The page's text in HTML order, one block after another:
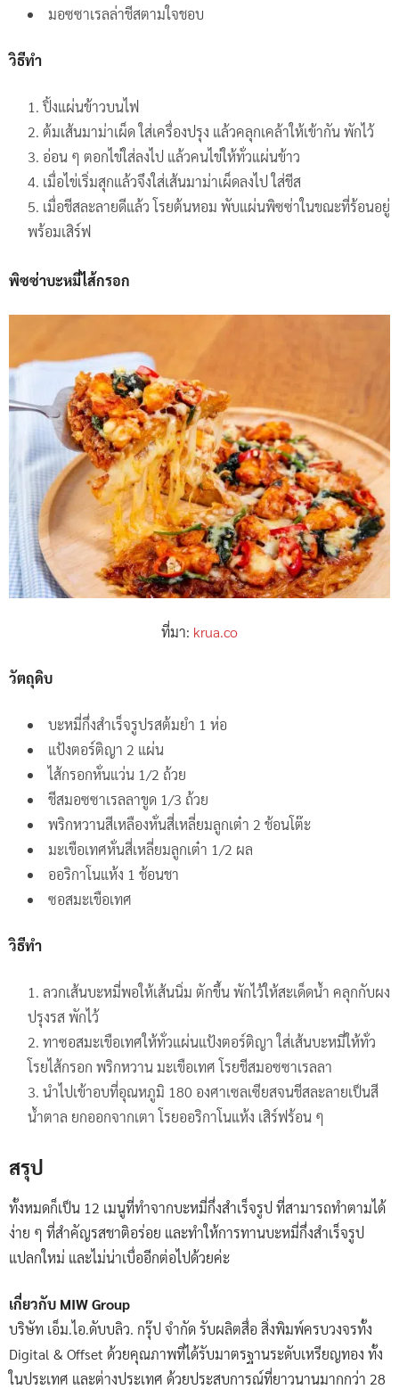
มอซซาเรลล่าชีสตามใจชอบ
วิธีทำ
ปิ้งแผ่นข้าวบนไฟ
ต้มเส้นมาม่าเผ็ด ใส่เครื่องปรุง แล้วคลุกเคล้าให้เข้ากัน พักไว้
อ่อน ๆ ตอกไข่ใส่ลงไป แล้วคนไข่ให้ทั่วแผ่นข้าว
เมื่อไข่เริ่มสุกแล้วจึงใส่เส้นมาม่าเผ็ดลงไป ใส่ชีส
เมื่อชีสละลายดีแล้ว โรยต้นหอม พับแผ่นพิซซ่าในขณะที่ร้อนอยู่
พร้อมเสิร์ฟ
พิซซ่าบะหมี่ไส้กรอก
ที่มา: krua.co
วัตถุดิบ
บะหมี่กึ่งสำเร็จรูปรสต้มยำ 1 ห่อ
แป้งตอร์ติญา 2 แผ่น
ไส้กรอกหั่นแว่น 1/2 ถ้วย
ชีสมอซซาเรลลาขูด 1/3 ถ้วย
พริกหวานสีเหลืองหั่นสี่เหลี่ยมลูกเต๋า 2 ช้อนโต๊ะ
มะเขือเทศหั่นสี่เหลี่ยมลูกเต๋า 1/2 ผล
ออริกาโนแห้ง 1 ช้อนชา
ซอสมะเขือเทศ
วิธีทำ
ลวกเส้นบะหมี่พอให้เส้นนิ่ม ตักขึ้น พักไว้ให้สะเด็ดน้ำ คลุกกับผง
ปรุงรส พักไว้
ทาซอสมะเขือเทศให้ทั่วแผ่นแป้งตอร์ติญา ใส่เส้นบะหมี่ให้ทั่ว
โรยไส้กรอก พริกหวาน มะเขือเทศ โรยชีสมอซซาเรลลา
นำไปเข้าอบที่อุณหภูมิ 180 องศาเซลเซียสจนชีสละลายเป็นสี
น้ำตาล ยกออกจากเตา โรยออริกาโนแห้ง เสิร์ฟร้อน ๆ
สรุป
ทั้งหมดก็เป็น 12 เมนูที่ทำจากบะหมี่กึ่งสำเร็จรูป ที่สามารถทำตามได้
ง่าย ๆ ที่สำคัญรสชาติอร่อย และทำให้การทานบะหมี่กึ่งสำเร็จรูป
แปลกใหม่ และไม่น่าเบื่ออีกต่อไปด้วยค่ะ
เกี่ยวกับ MIW Group
บริษัท เอ็ม.ไอ.ดับบลิว. กรุ๊ป จำกัด รับผลิตสื่อ สิ่งพิมพ์ครบวงจรทั้ง
Digital & Offset ด้วยคุณภาพที่ได้รับมาตรฐานระดับเหรียญทอง ทั้ง
ในประเทศ และต่างประเทศ ด้วยประสบการณ์ที่ยาวนานมากกว่า 28